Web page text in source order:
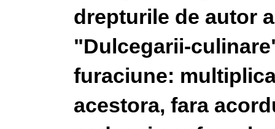
drepturile de autor
"Dulcegarii-
furaciune:
acestora, fara